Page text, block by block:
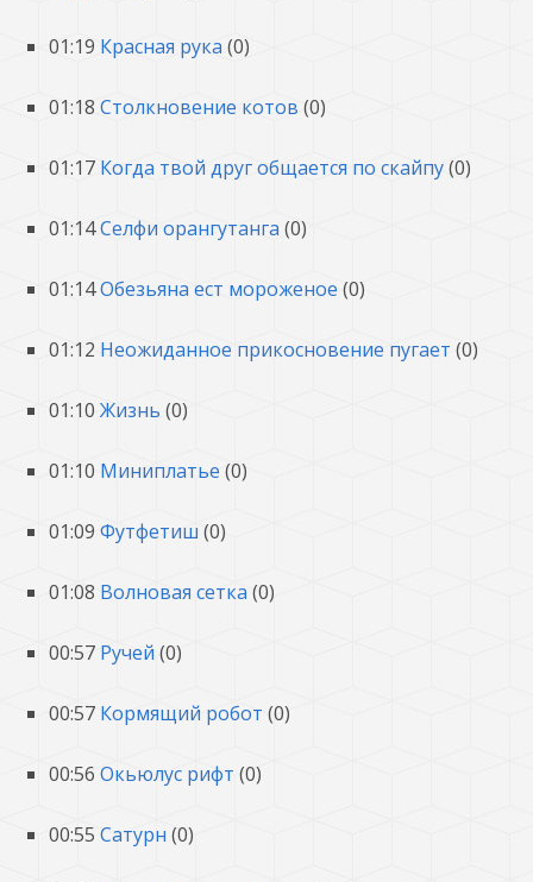
01:19 Красная рука (0)
01:18 Столкновение котов (0)
01:17 Когда твой друг общается по скайпу(0)
01:14Селфи орангутанга (0)
01:14Обезьяна ест мороженое (0)
01:12 Неожиданное прикосновение пугает (0)
01:10 Жизнь (0)
01:10 Миниплатье (0)
01:09 Футфетиш (0)
01:08 Волновая сетка (0)
00:57 Ручей (0)
00:57 Кормящий робот (0)
00:56 Окьюлус рифт (0)
00:55 Сатурн (0)